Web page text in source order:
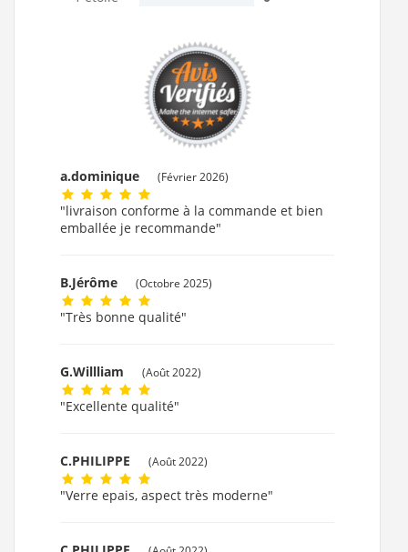
a.dominique (Février 2026)
"livraison conforme à la commande et bien
emballée je recommande"
B.Jérôme (Octobre 2025)
"Très bonne qualité"
G.Willliam (Août 2022)
"Excellente qualité"
C.PHILIPPE (Août 2022)
"Verre epais, aspect très moderne"